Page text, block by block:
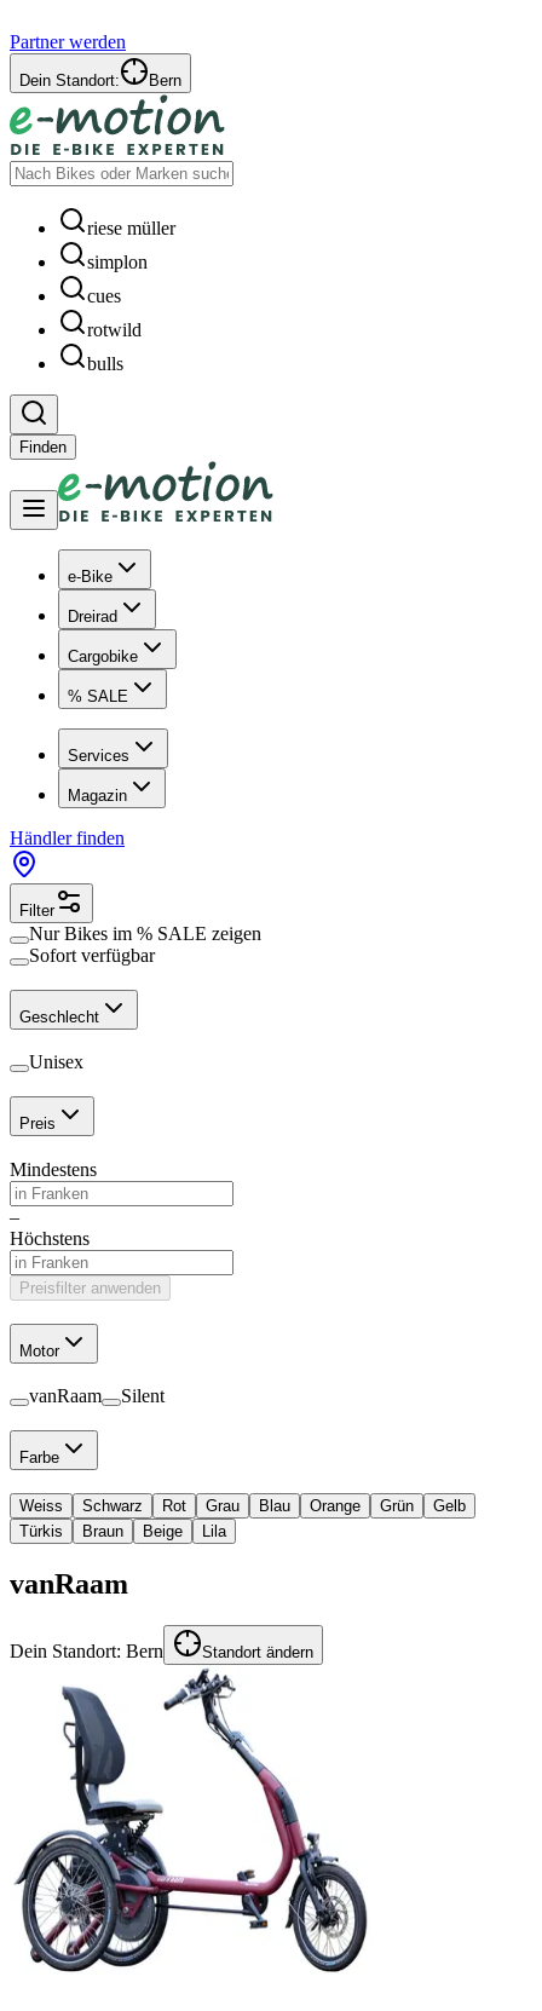
Partner werden
Dein Standort: Bern
riese müller
simplon
cues
rotwild
bulls
Finden
e-Bike
Dreirad
Cargobike
% SALE
Services
Magazin
Händler finden
Filter
Nur Bikes im % SALE zeigen
Sofort verfügbar
Geschlecht
Unisex
Preis
Mindestens
–
Höchstens
Preisfilter anwenden
Motor
vanRaam Silent
Farbe
Weiss Schwarz Rot Grau Blau Orange Grün
Gelb
Türkis
Braun Beige Lila
vanRaam
Dein Standort: Bern Standort ändern